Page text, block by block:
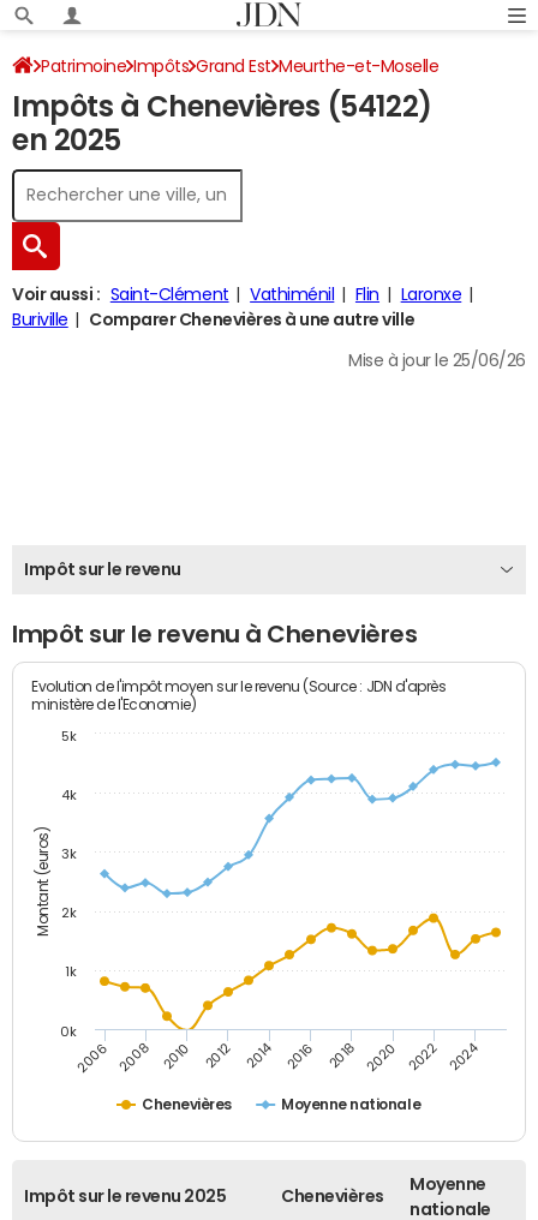
Patrimoine Impôts Grand Est Meurthe-et-Moselle
Chenevières Impôt sur le revenu
Impôts à Chenevières (54122)
en 2025
Voir aussi : Saint-Clément Vathiménil Flin
Laronxe
Buriville
Comparer Chenevières à une autre ville
Mise à jour le 25/06/26
Impôt sur le revenu
Impôt sur le revenu à Chenevières
Montant (euros)
Evolution de l'impôt moyen sur le revenu (Source : JDN d'après
ministère de l'Economie)
Chenevières Moyenne nationale
2006 2008 2010 2012 2014 2016 2018 2020 2022 2024
0k
1k
2k
3k
4k
5k
Impôt sur le revenu 2025 Chenevières
Moyenne
nationale